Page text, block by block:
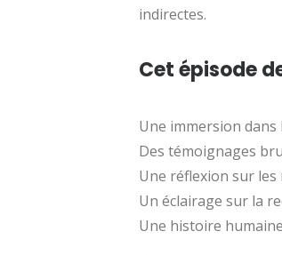
indirectes.
Cet épisode
Une immersion dans
Des témoignages
Une réflexion sur
Un éclairage sur la
Une histoire